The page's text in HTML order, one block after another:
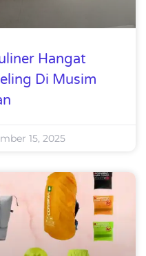
Hangat
Di Musim
15, 2025